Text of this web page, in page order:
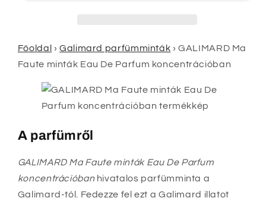
Főoldal ›Galimard parfümminták ›GALIMARD Ma
Faute minták Eau De Parfum koncentrációban
A parfümről
GALIMARD Ma Faute minták Eau De Parfum
koncentrációbanhivatalos parfümminta a
Galimard-tól. Fedezze fel ezt a Galimard illatot